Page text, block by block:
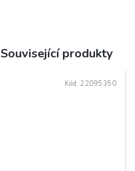
Související produkty
Kód: 22095350